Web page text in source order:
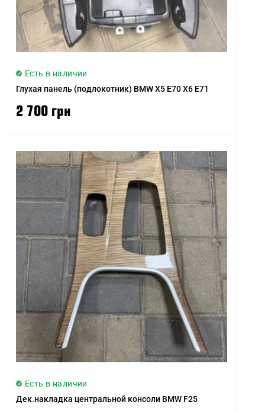
Есть в наличии
Глухая панель (подлокотник) BMW X5 E70 X6 E71
2 700 грн
Есть в наличии
Дек.накладка центральной консоли BMW F25